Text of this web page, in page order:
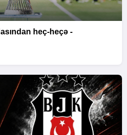
heç-heçə -